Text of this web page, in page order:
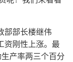
部部长楼继伟
资刚性上涨。最
产率两三个百分